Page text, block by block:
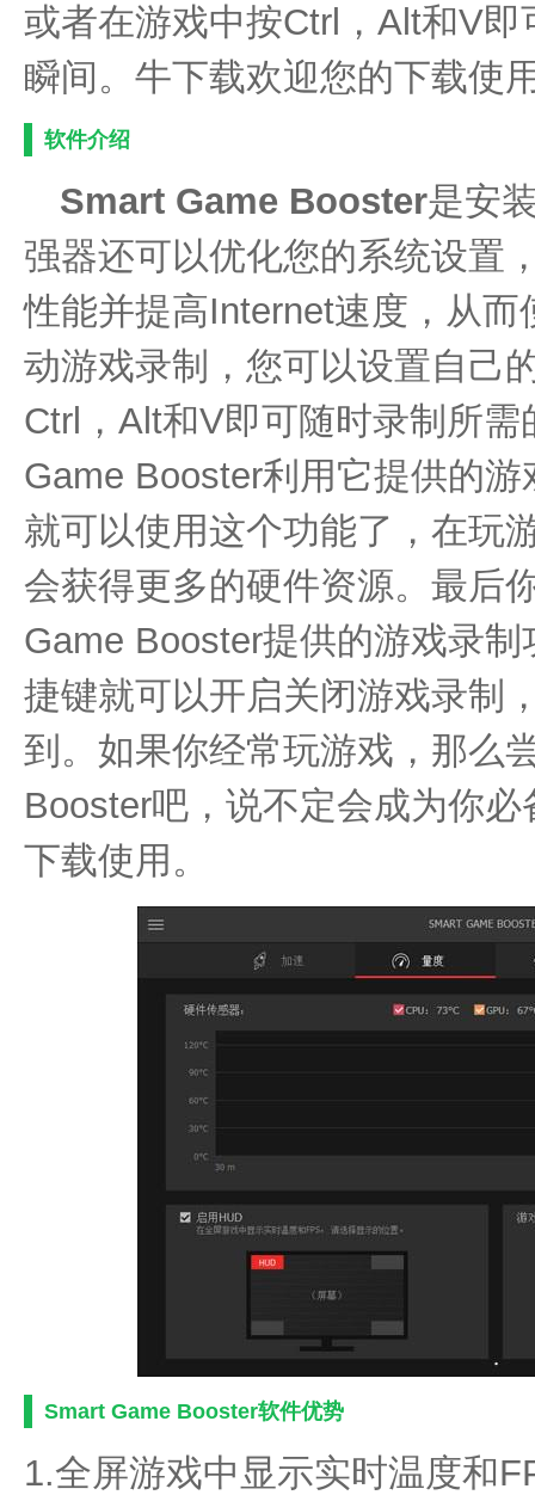
或者在游戏中按Ctrl，Alt和V
瞬间。牛下载欢迎您的下载使
软件介绍
Smart Game Booster是安
强器还可以优化您的系统设置
性能并提高Internet速度，从
动游戏录制，您可以设置自己
Ctrl，Alt和V即可随时录制所
Game Booster利用它提供的
就可以使用这个功能了，在玩
会获得更多的硬件资源。最后
Game Booster提供的游戏录
捷键就可以开启关闭游戏录制
到。如果你经常玩游戏，那么
Booster吧，说不定会成为你
下载使用。
Smart Game Booster软件优势
1.全屏游戏中显示实时温度和